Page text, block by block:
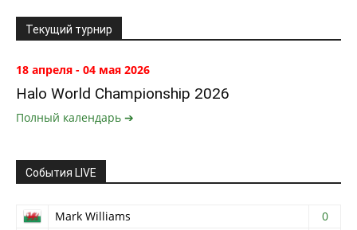
Текущий турнир
18 апреля - 04 мая 2026
Halo World Championship 2026
Полный календарь ➔
События LIVE
Mark Williams
0